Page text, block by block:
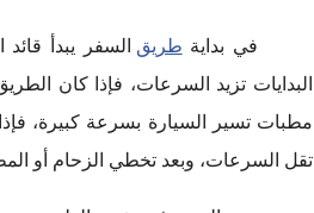
في بداية طريق السفر يبدأ
البدايات تزيد السرعات، فإذا كان
مطبات تسير السيارة بسرعة كبيرة،
تقل السرعات، وبعد تخطي الزحام أو